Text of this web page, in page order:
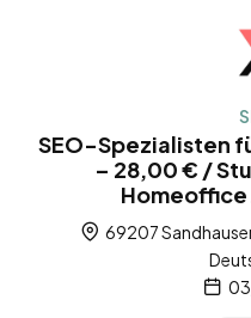
SEO-Spezialisten
– 28,00 € /
69207